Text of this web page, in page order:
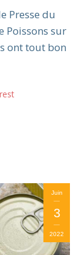
Presse du
Poissons sur
ont tout bon
Juin
3
2022